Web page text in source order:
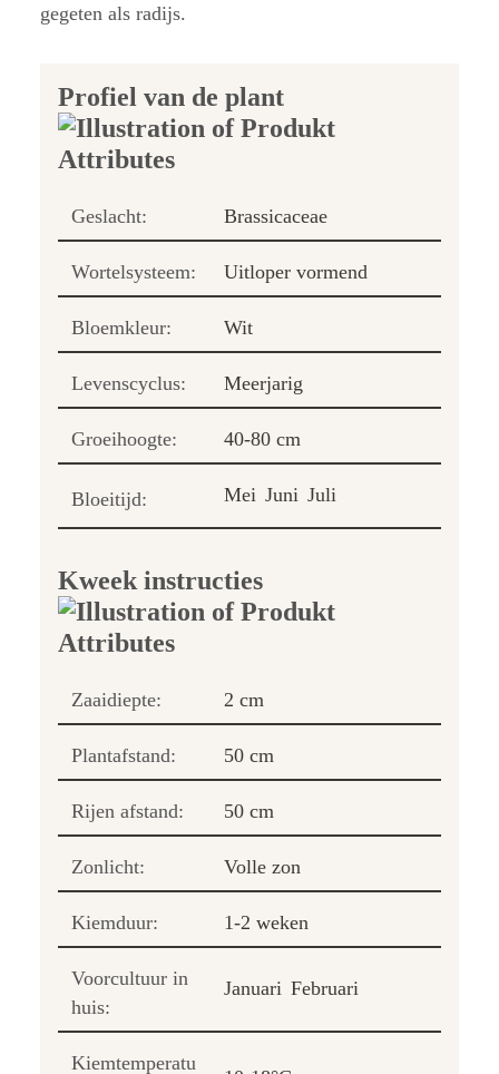
gegeten als radijs.
Profiel van de plant
Geslacht: Brassicaceae
Wortelsysteem: Uitloper vormend
Bloemkleur: Wit
Levenscyclus: Meerjarig
Groeihoogte: 40-80 cm
Bloeitijd: Mei Juni Juli
Kweek instructies
Zaaidiepte: 2 cm
Plantafstand: 50 cm
Rijen afstand: 50 cm
Zonlicht: Volle zon
Kiemduur: 1-2 weken
Voorcultuur in
huis:
Januari Februari
Kiemtemperatu